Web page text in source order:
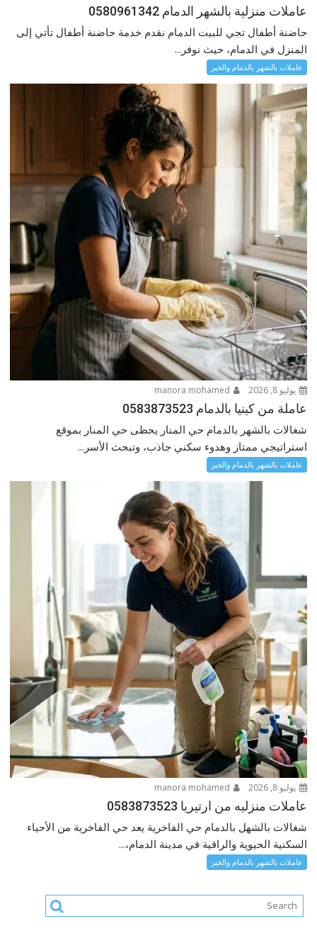
عاملات منزلية بالشهر الدمام 0580961342
حاضنة أطفال تجي للبيت الدمام نقدم خدمة حاضنة أطفال تأتي إلى
المنزل في الدمام، حيث نوفر...
عاملات بالشهر بالدمام والخبر
يوليو 8, 2026
عاملة من كينيا بالدمام 0583873523
شغالات بالشهر بالدمام حي المنار يحظى حي المنار بموقع
استراتيجي ممتاز وهدوء سكني جاذب، وتبحث الأسر...
عاملات بالشهر بالدمام والخبر
يوليو 8, 2026
عاملات منزليه من ارتيريا 0583873523
شغالات بالشهل بالدمام حي الفاخرية يعد حي الفاخرية من الأحياء
السكنية الحيوية والراقية في مدينة الدمام،...
عاملات بالشهر بالدمام والخبر